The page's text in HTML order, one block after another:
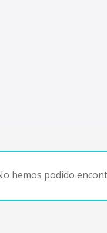
hemos podido